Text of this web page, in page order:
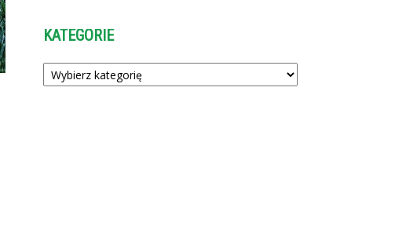
KATEGORIE
Kategorie